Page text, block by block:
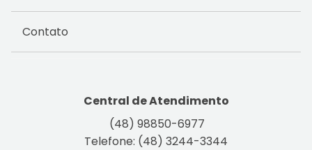
Contato
Central de Atendimento
(48) 98850-6977
Telefone: (48) 3244-3344